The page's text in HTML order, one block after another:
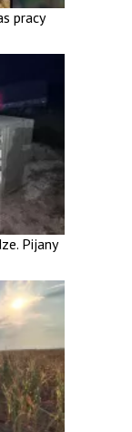
pracy
Pijany